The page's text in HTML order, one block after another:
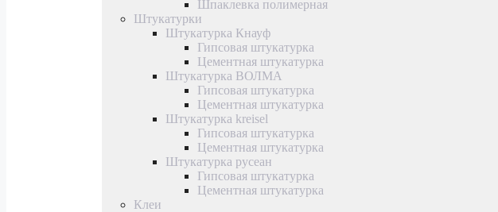
Шпаклевка полимерная
Штукатурки
Штукатурка Кнауф
Гипсовая штукатурка
Цементная штукатурка
Штукатурка ВОЛМА
Гипсовая штукатурка
Цементная штукатурка
Штукатурка kreisel
Гипсовая штукатурка
Цементная штукатурка
Штукатурка русеан
Гипсовая штукатурка
Цементная штукатурка
Клеи